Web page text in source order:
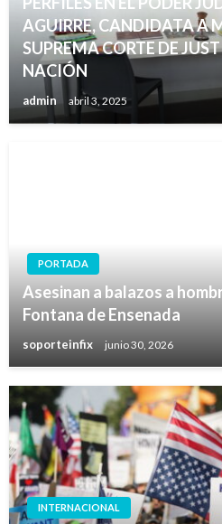
AGUIRRE, CANDIDATA A
SUPREMA CORTE DE
NACIÓN
admin abril 3, 2025
PORTADA
Asesinan a balazos a
Fontana de Ensenada
soporteinfix junio 30, 2026
INTERNACIONAL